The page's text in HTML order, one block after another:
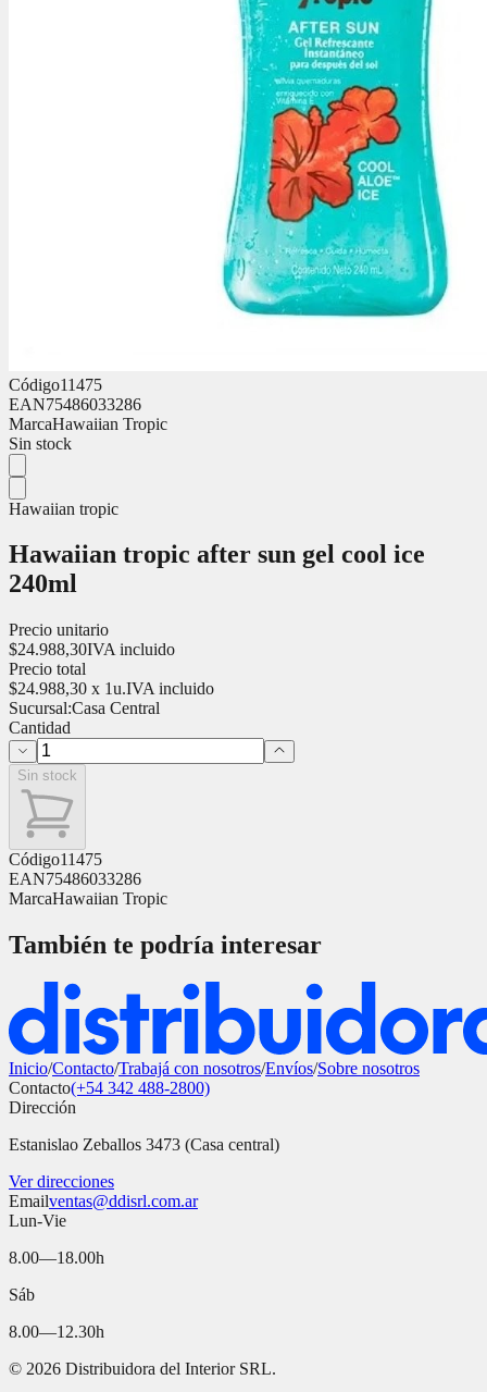
Código11475
EAN75486033286
MarcaHawaiian Tropic
Sin stock
Hawaiian tropic
Hawaiian tropic after sun gel cool ice
240ml
Precio unitario
$24.988,30IVA incluido
Precio total
$24.988,30 x 1u.IVA incluido
Sucursal:Casa Central
Cantidad
Sin stock
Código11475
EAN75486033286
MarcaHawaiian Tropic
También te podría interesar
Inicio/Contacto/Trabajá con nosotros/Envíos/Sobre nosotros
Contacto(+54 342 488-2800)
Dirección
Estanislao Zeballos 3473 (Casa central)
Ver direcciones
Emailventas@ddisrl.com.ar
Lun-Vie
8.00—18.00h
Sáb
8.00—12.30h
© 2026 Distribuidora del Interior SRL.